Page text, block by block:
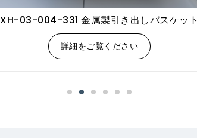
XH-03-004-331 金属製引き出しバスケット
詳細をご覧ください